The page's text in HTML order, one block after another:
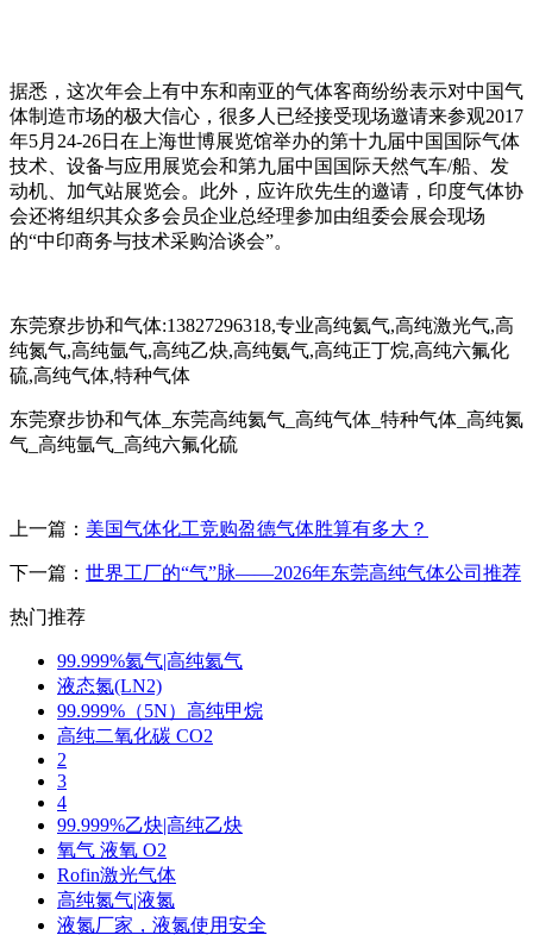
据悉，这次年会上有中东和南亚的气体客商纷纷表示对中国气
体制造市场的极大信心，很多人已经接受现场邀请来参观2017
年5月24-26日在上海世博展览馆举办的第十九届中国国际气体
技术、设备与应用展览会和第九届中国国际天然气车/船、发
动机、加气站展览会。此外，应许欣先生的邀请，印度气体协
会还将组织其众多会员企业总经理参加由组委会展会现场
的“中印商务与技术采购洽谈会”。
东莞寮步协和气体:13827296318,专业高纯氦气,高纯激光气,高
纯氮气,高纯氩气,高纯乙炔,高纯氨气,高纯正丁烷,高纯六氟化
硫,高纯气体,特种气体
东莞寮步协和气体_东莞高纯氦气_高纯气体_特种气体_高纯氮
气_高纯氩气_高纯六氟化硫
上一篇： 美国气体化工竞购盈德气体胜算有多大？
下一篇： 世界工厂的“气”脉——2026年东莞高纯气体公司推荐
热门推荐
99.999%氦气|高纯氦气
液态氮(LN2)
99.999%（5N）高纯甲烷
高纯二氧化碳 CO2
2
3
4
99.999%乙炔|高纯乙炔
氧气 液氧 O2
Rofin激光气体
高纯氮气|液氮
液氮厂家，液氮使用安全